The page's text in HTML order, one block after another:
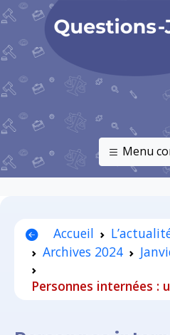
Menu
Accueil
Archives 2024
Personnes internées :